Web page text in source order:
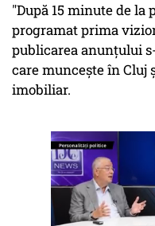
"După 15 minute de
programat prima
publicarea anunțului
care muncește în Cluj
imobiliar.